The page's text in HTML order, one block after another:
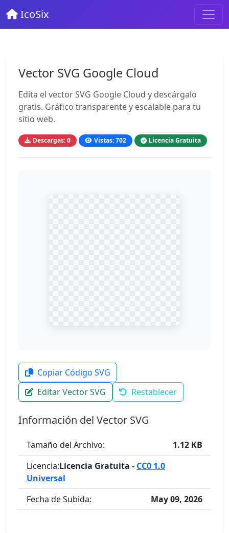
IcoSix
Vector SVG Google Cloud
Edita el vector SVG Google Cloud y descárgalo
gratis. Gráfico transparente y escalable para tu
sitio web.
Descargas: 0 Vistas: 702 Licencia Gratuita
Copiar Código SVG
Editar Vector SVG
Restablecer
Información del Vector SVG
Tamaño del Archivo:
1.12 KB
Licencia:Licencia Gratuita - CC0 1.0
Universal
Fecha de Subida:
May 09, 2026